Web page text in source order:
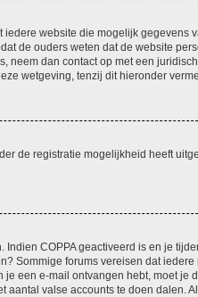
iedere website die mogelijk gegevens
de ouders weten dat de website
neem dan contact op met een
wetgeving, tenzij dit hieronder
de registratie mogelijkheid heeft
COPPA geactiveerd is en je
Sommige forums vereisen dat
een e-mail ontvangen hebt, moet je
valse accounts te doen dalen.